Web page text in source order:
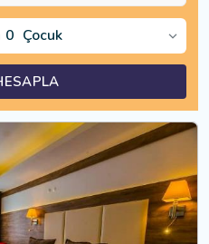
0 Çocuk